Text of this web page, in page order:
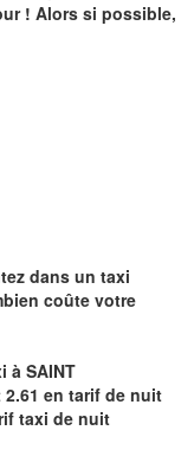
! Alors si possible,
dans un taxi
coûte votre
à SAINT
en tarif de nuit
taxi de nuit